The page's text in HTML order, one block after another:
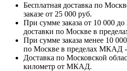
Бесплатная доставка по
заказе от 25 000 руб.
При сумме заказа от 10 000
доставки по Москве в
При сумме заказа менее 10
по Москве в пределах МКАД -
Доставка по Московской
километр от МКАД.